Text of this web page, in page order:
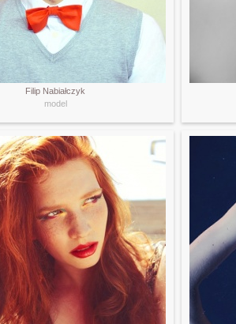
Filip Nabiałczyk
model